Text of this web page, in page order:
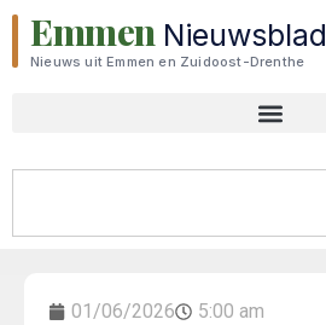
Emmen Nieuwsblad
Nieuws uit Emmen en Zuidoost-Drenthe
01/06/2026 5:00 am